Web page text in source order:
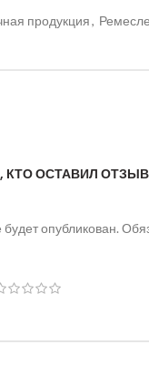
продукция,
КТО ОСТАВИЛ
опубликован.